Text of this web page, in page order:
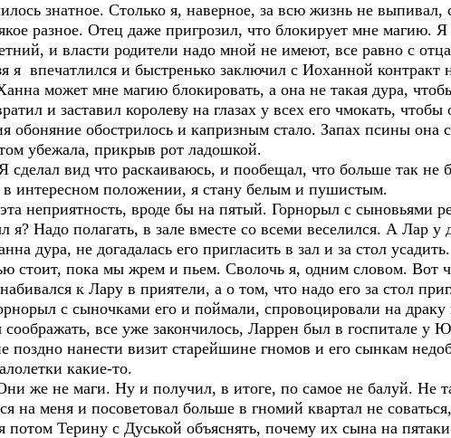
знатное. Столько я, наверное, за всю жизнь не выпивал,
разное. Отец даже пригрозил, что блокирует мне магию. Я
и власти родители надо мной не имеют, все равно с отца
я впечатлился и быстренько заключил с Иоханной контракт
может мне магию блокировать, а она не такая дура,
и заставил королеву на глазах у всех его чмокать, чтобы
обоняние обострилось и капризным стало. Запах псины она с
убежала, прикрыв рот ладошкой.
вид что раскаиваюсь, и пообещал, что больше так не
в интересном положении, я стану белым и пушистым.
неприятность, вроде бы на пятый. Горнорыл с сыновьями
Надо полагать, в зале вместе со всеми веселился. А Лар у
дура, не догадалась его пригласить в зал и за стол
стоит, пока мы жрем и пьем. Сволочь я, одним словом. Вот
к Лару в приятели, а о том, что надо его за стол
с сыночками его и поймали, спровоцировали на драку
все уже закончилось, Ларрен был в госпитале у
поздно нанести визит старейшине гномов и его сынкам
какие-то.
же не маги. Ну и получил, в итоге, по самое не балуй. Не
меня и посоветовал больше в гномий квартал не
потом Терину с Дуськой объяснять, почему их сына на пятаки